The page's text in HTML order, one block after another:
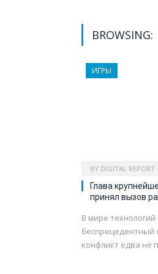
BROWSING:
ИГРЫ
BY DIGITAL REPORT
Глава
принял вызов
В мире
беспрецедентный
конфликт едва не